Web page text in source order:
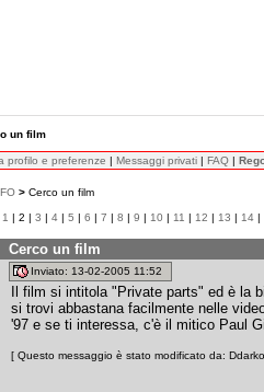
un film
profilo e preferenze | Messaggi privati | FAQ |
> Cerco un film
1 | 2 | 3 | 4 | 5 | 6 | 7 | 8 | 9 | 10 | 11 | 12 | 13 | 14 |
Cerco un film
Inviato: 13-02-2005 11:52
Il film si intitola "Private parts" ed è la
si trovi abbastana facilmente nelle
'97 e se ti interessa, c'è il mitico Paul
[ Questo messaggio è stato modificato da: